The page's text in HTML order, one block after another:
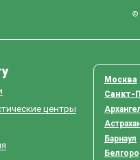
©
центры
Москва
Санкт-
Барнаул